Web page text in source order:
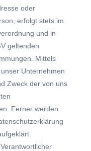
oder
erfolgt stets im
und in
geltenden
Mittels
Unternehmen
Zweck der von uns
Ferner werden